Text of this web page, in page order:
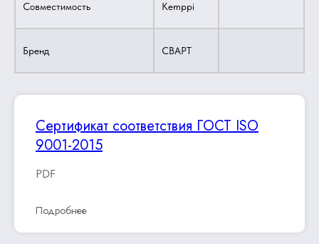
Совместимость Kemppi
Бренд СВАРТ
Сертификат соответствия ГОСТ ISO
9001-2015
PDF
Подробнее